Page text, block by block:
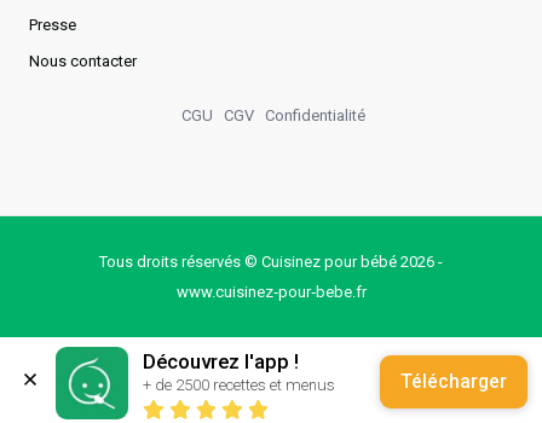
Presse
Nous contacter
CGU CGV Confidentialité
Tous droits réservés © Cuisinez pour bébé 2026 -
www.cuisinez‑pour‑bebe.fr
Découvrez l'app !
+ de 2500 recettes et menus Télécharger